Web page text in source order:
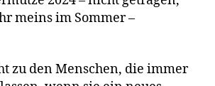
meins im Sommer –
zu den Menschen, die immer